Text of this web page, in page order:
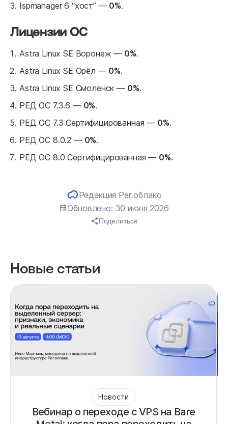
Ispmanager 6 “хост” — 0%.
Лицензии ОС
Astra Linux SE Воронеж — 0%.
Astra Linux SE Орёл — 0%.
Astra Linux SE Смоленск — 0%.
РЕД ОС 7.3.6 — 0%.
РЕД ОС 7.3 Сертифицированная — 0%.
РЕД ОС 8.0.2 — 0%.
РЕД ОС 8.0 Сертифицированная — 0%.
Редакция Рег.облако
Обновлено: 30 июня 2026
Поделиться
Новые статьи
Новости
Вебинар о переходе с VPS на Bare